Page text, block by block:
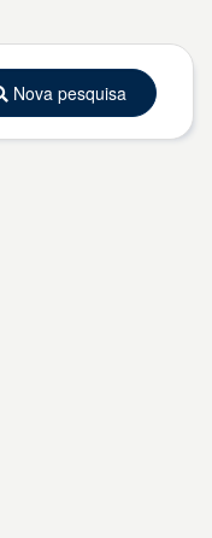
Nova pesquisa